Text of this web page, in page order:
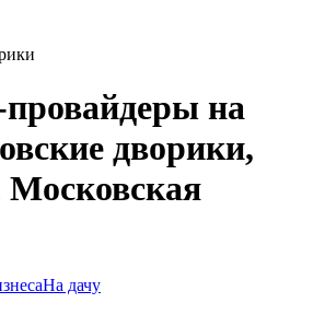
на
дворики,
Московская
На дачу